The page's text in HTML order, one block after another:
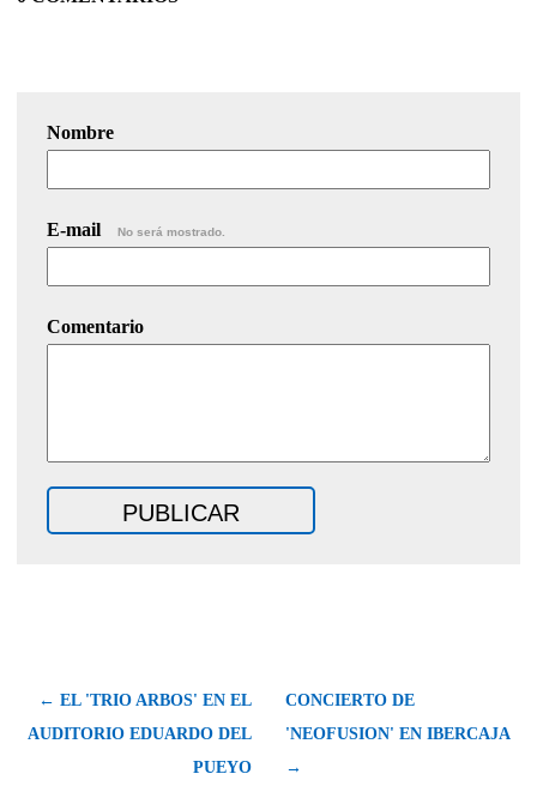
Nombre
E-mail No será mostrado.
Comentario
← EL 'TRIO ARBOS' EN EL
AUDITORIO EDUARDO DEL
PUEYO
CONCIERTO DE
'NEOFUSION' EN IBERCAJA
→